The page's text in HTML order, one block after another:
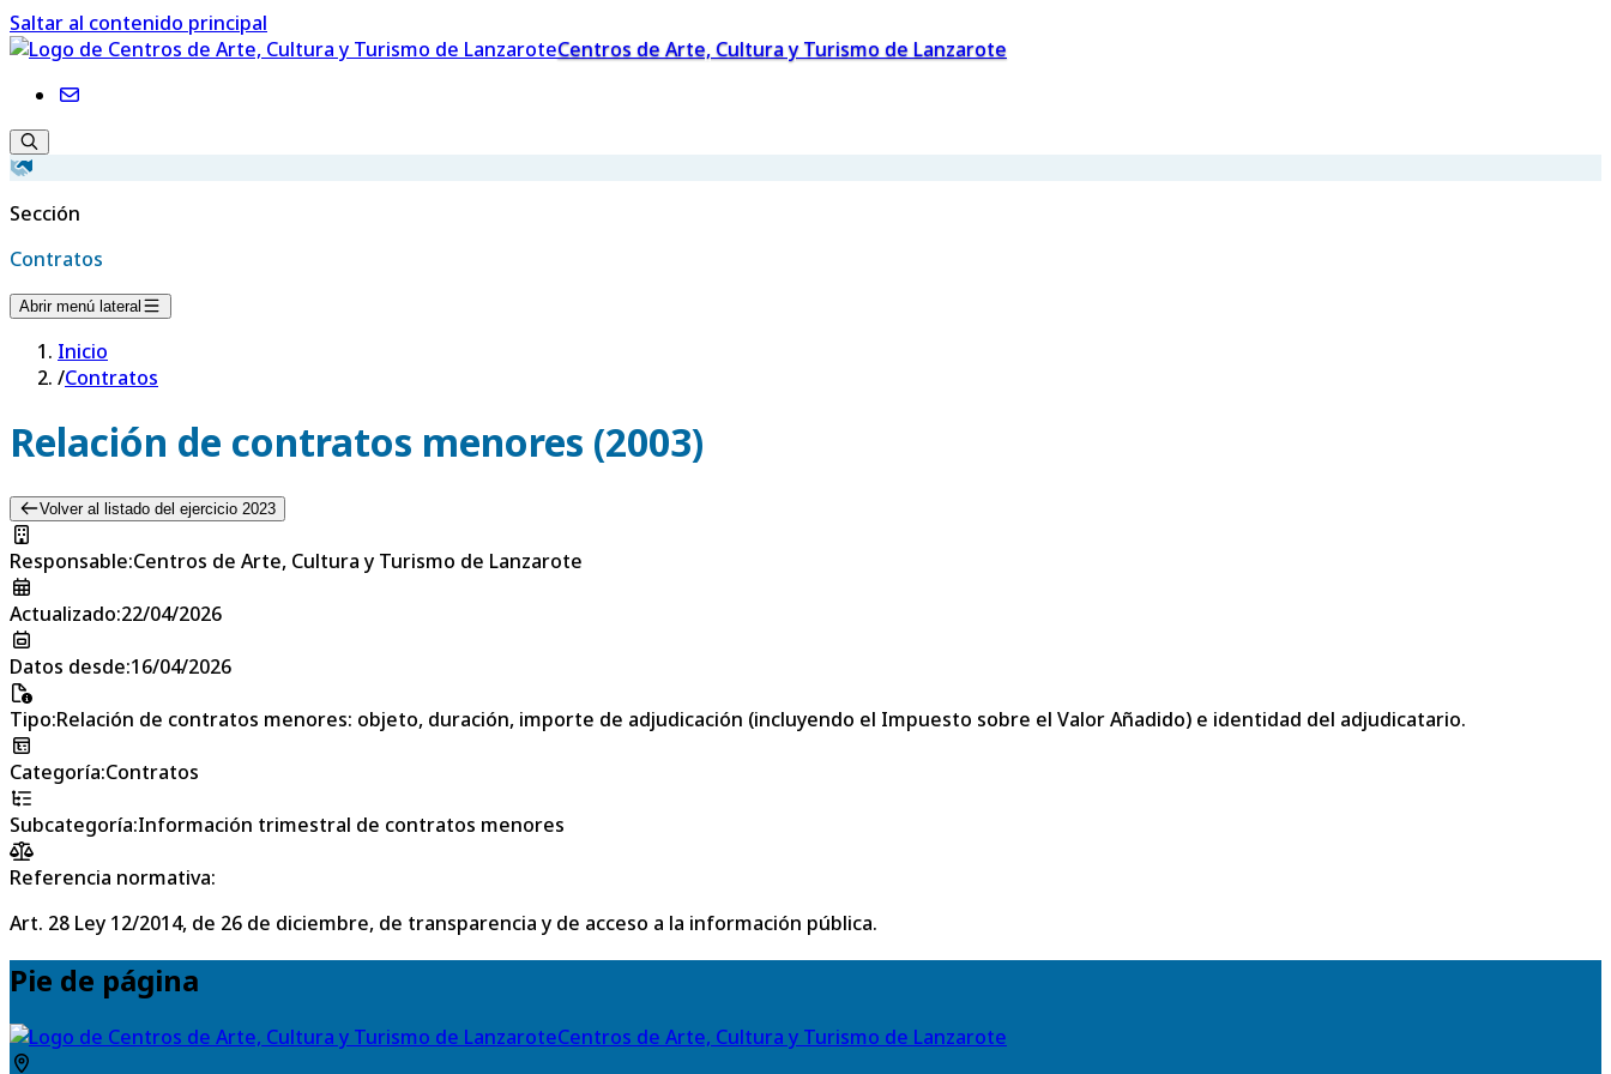
Saltar al contenido principal
Centros de Arte, Cultura y Turismo de Lanzarote
Sección
Contratos
Abrir menú lateral
Inicio
/Contratos
Relación de contratos menores (2003)
Volver al listado del ejercicio 2023
Responsable:Centros de Arte, Cultura y Turismo de Lanzarote
Actualizado:22/04/2026
Datos desde:16/04/2026
Tipo:Relación de contratos menores: objeto, duración, importe de adjudicación (incluyendo el Impuesto sobre el Valor Añadido) e identidad del adjudicatario.
Categoría:Contratos
Subcategoría:Información trimestral de contratos menores
Referencia normativa:
Art. 28 Ley 12/2014, de 26 de diciembre, de transparencia y de acceso a la información pública.
Pie de página
Centros de Arte, Cultura y Turismo de Lanzarote